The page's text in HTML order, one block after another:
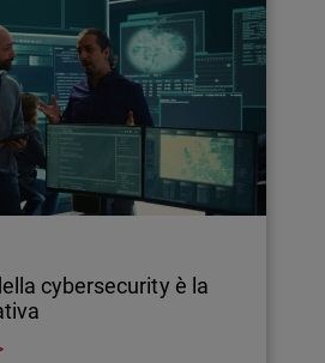
cybersecurity è la